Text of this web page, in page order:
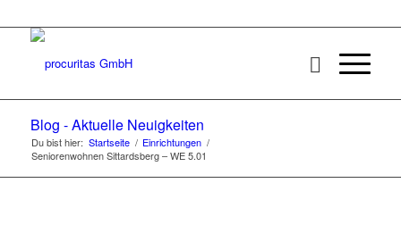
Blog - Aktuelle Neuigkeiten
Du bist hier: Startseite / Einrichtungen /
Seniorenwohnen Sittardsberg – WE 5.01